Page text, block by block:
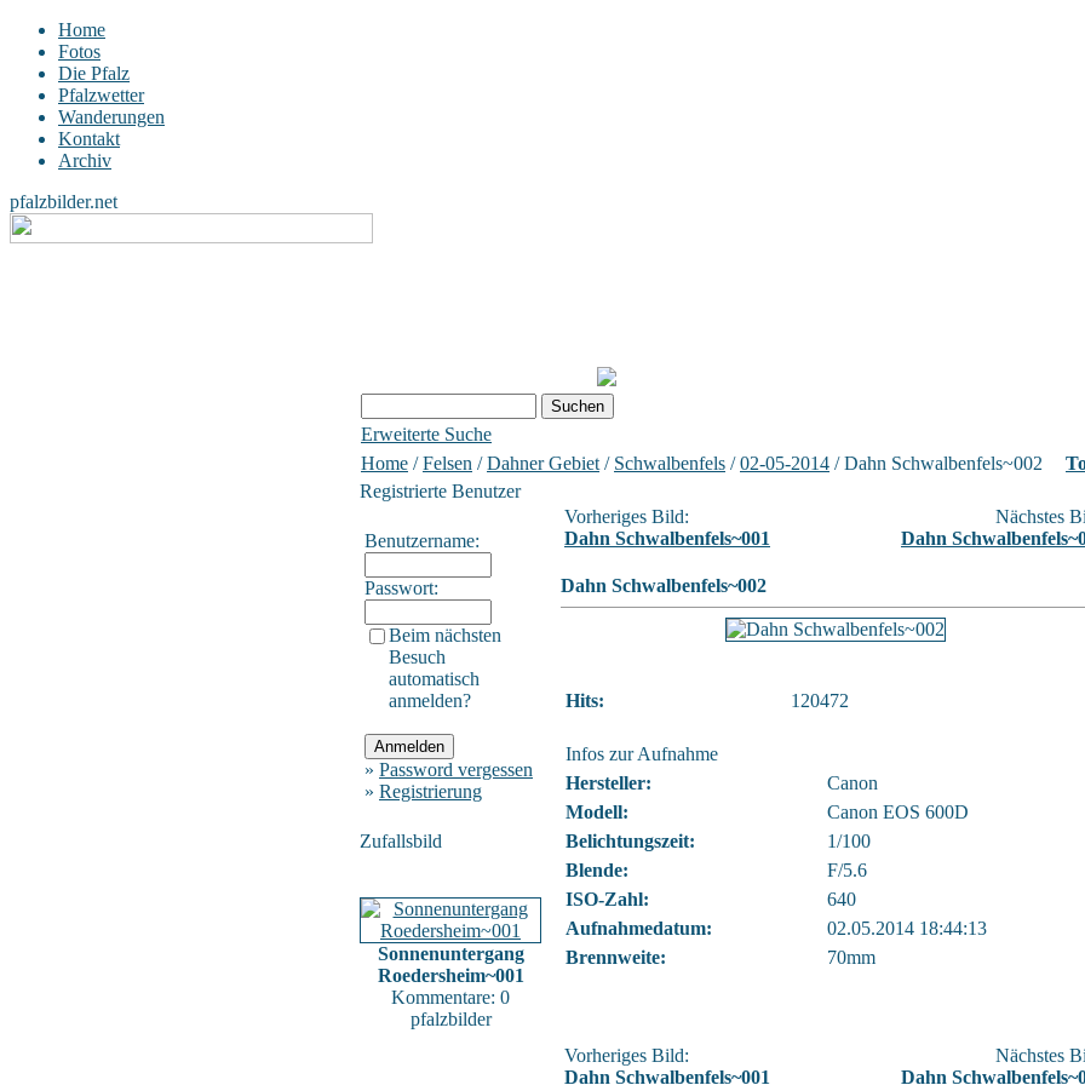
Home
Fotos
Die Pfalz
Pfalzwetter
Wanderungen
Kontakt
Archiv
pfalzbilder.net
Erweiterte Suche
Home /Felsen /Dahner Gebiet / Schwalbenfels /02-05-2014 / Dahn Schwalbenfels~002
Registrierte Benutzer
Benutzername:
Passwort:
Beim nächsten
Besuch
automatisch
anmelden?
» Password vergessen
» Registrierung
Zufallsbild
Sonnenuntergang
Roedersheim~001
Kommentare: 0
pfalzbilder
Vorheriges Bild:
Dahn Schwalbenfels~001
Nächstes
Dahn
Dahn Schwalbenfels~002
Hits: 120472
Infos zur Aufnahme
Hersteller:
Canon
Modell:
Canon EOS 600D
Belichtungszeit:
1/100
Blende:
F/5.6
ISO-Zahl:
640
Aufnahmedatum:
02.05.2014 18:44:13
Brennweite:
70mm
Vorheriges Bild:
Dahn Schwalbenfels~001
Nächstes
Dahn